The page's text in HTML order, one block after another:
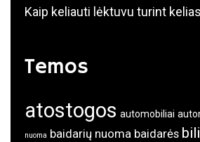
Kaip keliauti lėktuvu turint
Temos
atostogos automobiliai
nuoma baidarių nuoma baidarės